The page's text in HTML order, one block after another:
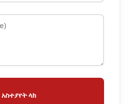
አስተያየት ላክ